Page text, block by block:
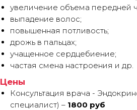
увеличение объема передней
выпадение волос;
повышенная потливость;
дрожь в пальцах;
учащенное сердцебиение;
частая смена настроения и др.
Цены
Консультация врача -
специалист) – 1800 руб